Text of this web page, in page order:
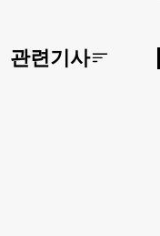
관련기사